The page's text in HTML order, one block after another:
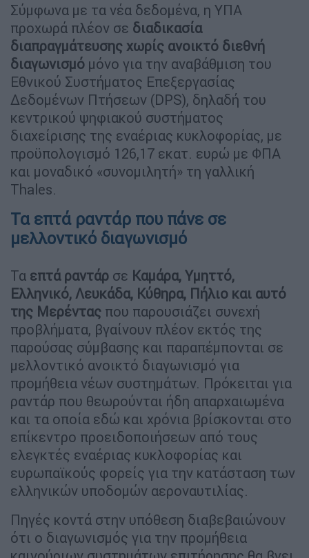
Σύμφωνα με τα νέα δεδομένα, η ΥΠΑ
προχωρά πλέον σε διαδικασία
διαπραγμάτευσης χωρίς ανοικτό διεθνή
διαγωνισμό μόνο για την αναβάθμιση του
Εθνικού Συστήματος Επεξεργασίας
Δεδομένων Πτήσεων (DPS), δηλαδή του
κεντρικού ψηφιακού συστήματος
διαχείρισης της εναέριας κυκλοφορίας, με
προϋπολογισμό 126,17 εκατ. ευρώ με ΦΠΑ
και μοναδικό «συνομιλητή» τη γαλλική
Thales.
Τα επτά ραντάρ που πάνε σε
μελλοντικό διαγωνισμό
Τα επτά ραντάρ σε Καμάρα, Υμηττό,
Ελληνικό, Λευκάδα, Κύθηρα, Πήλιο και αυτό
της Μερέντας που παρουσιάζει συνεχή
προβλήματα, βγαίνουν πλέον εκτός της
παρούσας σύμβασης και παραπέμπονται σε
μελλοντικό ανοικτό διαγωνισμό για
προμήθεια νέων συστημάτων. Πρόκειται για
ραντάρ που θεωρούνται ήδη απαρχαιωμένα
και τα οποία εδώ και χρόνια βρίσκονται στο
επίκεντρο προειδοποιήσεων από τους
ελεγκτές εναέριας κυκλοφορίας και
ευρωπαϊκούς φορείς για την κατάσταση των
ελληνικών υποδομών αεροναυτιλίας.
Πηγές κοντά στην υπόθεση διαβεβαιώνουν
ότι ο διαγωνισμός για την προμήθεια